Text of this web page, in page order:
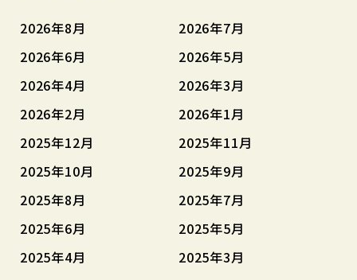
2026年8月
2026年7月
2026年6月
2026年5月
2026年4月
2026年3月
2026年2月
2026年1月
2025年12月
2025年11月
2025年10月
2025年9月
2025年8月
2025年7月
2025年6月
2025年5月
2025年4月
2025年3月